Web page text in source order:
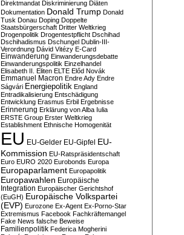
Direktmandat Diskriminierung Diäten
Dokumentation Donald Trump Donald
Tusk Donau Doping Doppelte
Staatsbürgerschaft Dritter Weltkrieg
Drogenpolitik Drogentestpflicht Dschihad
Dschihadismus Dschungel Dublin-III-
Verordnung Dávid Vitézy E-Card
Einwanderung Einwanderungsdebatte
Einwanderungspolitik Einzelhandel
Elisabeth II. Eliten ELTE Előd Novák
Emmanuel Macron Endre Ady Endre
Ságvári Energiepolitik England
Entradikalisierung Entschädigung
Entwicklung Erasmus Erbil Ergebnisse
Erinnerung Erklärung von Alba Iulia
ERSTE Group Erster Weltkrieg
Establishment Ethnische Homogenität
EU EU-Gelder EU-Gipfel EU-
Kommission EU-Ratspräsidentschaft
Euro EURO 2020 Eurobonds Europa
Europaparlament Europapolitik
Europawahlen Europäische
Integration Europäischer Gerichtshof
(EuGH) Europäische Volkspartei
(EVP) Eurozone Ex-Agent Ex-Porno-Star
Extremismus Facebook Fachkräftemangel
Fake News falsche Beweise
Familienpolitik Federica Mogherini